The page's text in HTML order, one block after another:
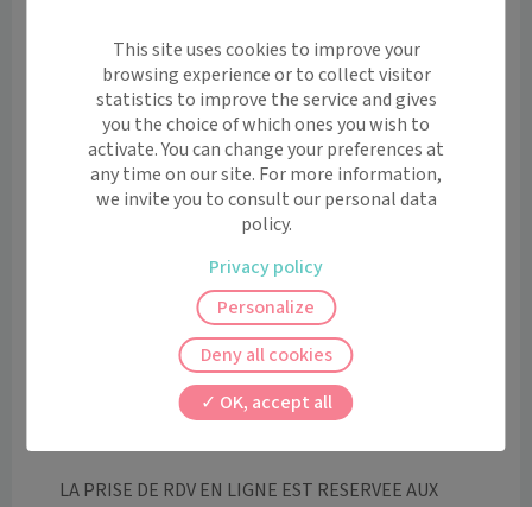
*EN FONCTION DE LA CONSULTATION  (consultation
plus longue, motifs multiples, exigence d'horaire...)
UN DEPASSEMENT D'HONORAIRES POURRA ETRE
DEMANDE
* Consultation de nourrisson : il faut 30 minutes de
consultation, veuillez appeler le secrétariat au 03 87
* UN PATIENT = UN RDV = UN CRENEAU HORAIRE
* Deux RDV non honorés par un patient qui n'aurait pas
prévenu entrainent automatiquement une radiation .
* Si vous êtes un nouveau patient et que vous ne venez
pas à votre 1er RDV sans avoir prévenu, vous ne
LA PRISE DE RDV EN LIGNE EST RESERVEE AUX
This site uses cookies to improve your
browsing experience or to collect visitor
statistics to improve the service and gives
you the choice of which ones you wish to
activate. You can change your preferences at
any time on our site. For more information,
we invite you to consult our personal data
policy.
OK, accept all
Deny all cookies
Personalize
Privacy policy